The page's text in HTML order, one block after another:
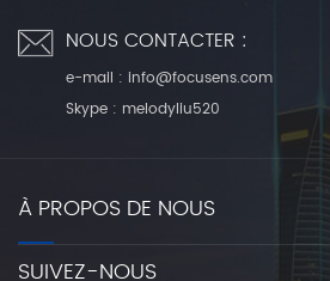
NOUS CONTACTER :
e-mail : info@focusens.com
Skype : melodyliu520
À PROPOS DE NOUS
SUIVEZ-NOUS